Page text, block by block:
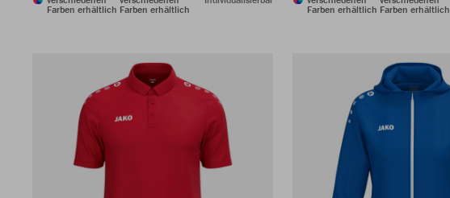
Farben erhältlich Farben erhältlich
Farben erhältlich Farben erhältlich